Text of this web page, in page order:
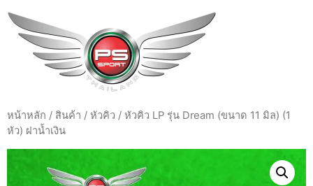
หน้าหลัก / สินค้า / หัวคิว / หัวคิว LP รุ่น Dream (ขนาด 11 มิล) (1
หัว) ฝาน้ำเงิน